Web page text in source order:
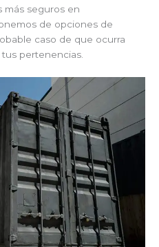
más seguros en
de opciones de
caso de que ocurra
pertenencias.